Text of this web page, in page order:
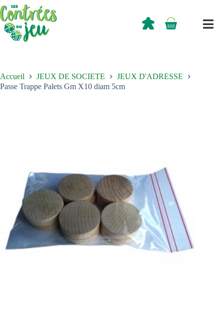
Passer
au
contenu
Panier
0,00
Accueil JEUX DE SOCIETE
JEUX D'ADRESSE
Passe Trappe Palets Gm X10 diam 5cm